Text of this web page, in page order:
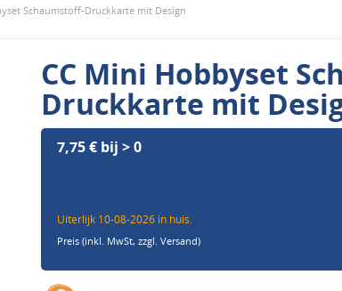
Schaumstoff-Druckkarte mit Design
CC Mini Hobbyset
Druckkarte mit
7,75 € bij > 0
Uiterlijk 10-08-2026 in huis.
Preis (inkl. MwSt,zzgl. Versand)